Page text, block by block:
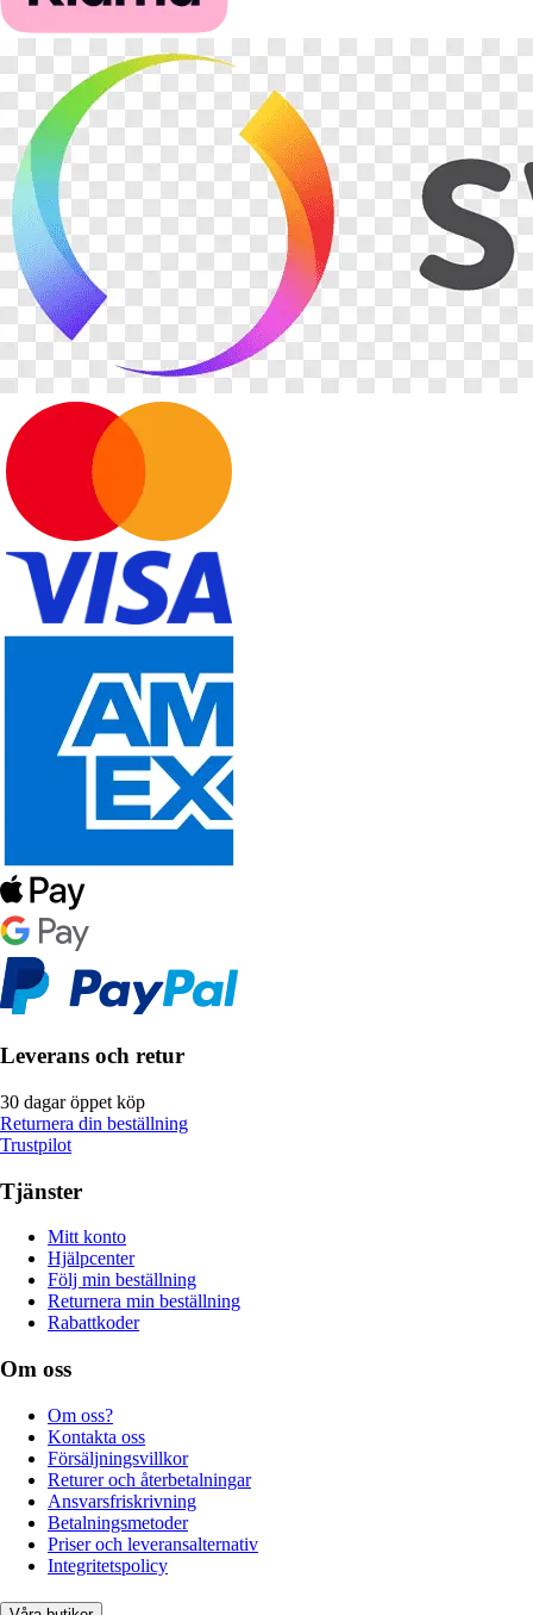
Leverans och retur
30 dagar öppet köp
Returnera din beställning
Trustpilot
Tjänster
Mitt konto
Hjälpcenter
Följ min beställning
Returnera min beställning
Rabattkoder
Om oss
Om oss?
Kontakta oss
Försäljningsvillkor
Returer och återbetalningar
Ansvarsfriskrivning
Betalningsmetoder
Priser och leveransalternativ
Integritetspolicy